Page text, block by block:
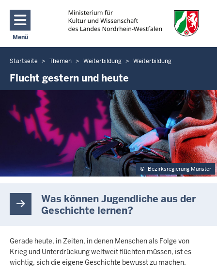
Direkt zum Inhalt
Menü
Navigation aktivieren/deaktivieren: Main Menu
Sie
befinden
Startseite Themen Weiterbildung Weiterbildung
Flucht gestern und heute
© Bezirksregierung Münster
Was können Jugendliche aus der
Geschichte lernen?
Gerade heute, in Zeiten, in denen Menschen als Folge von
Krieg und Unterdrückung weltweit flüchten müssen, ist es
wichtig, sich die eigene Geschichte bewusst zu machen.